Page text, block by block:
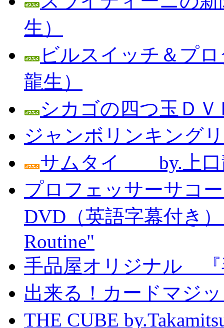
生）
ビルスイッチ＆プ
龍生）
シカゴの四つ玉Ｄ
ジャンボリンキング
サムタイ by.上口
プロフェッサーサコ
DVD（英語字幕付き
Routine"
手品屋オリジナル 『
出来る！カードマジ
THE CUBE